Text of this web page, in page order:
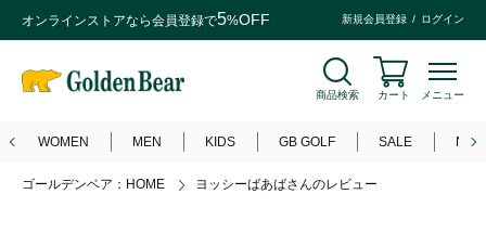
オンラインストアなら会員登録で5%OFF 新規会員登録 ログイン
商品検索 カート メニュー
WOMEN MEN KIDS GB GOLF SALE
ゴールデンベア：HOME ヨッシーばあばさんのレビュー